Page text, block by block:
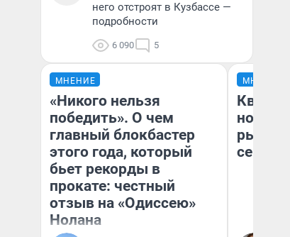
него отстроят в Кузбассе —
подробности
6 090 5
МНЕНИЕ
«Никого нельзя
победить». О чем
главный блокбастер
этого года, который
бьет рекорды в
прокате: честный
отзыв на «Одиссею»
Нолана
МНЕНИЕ
но
рынок